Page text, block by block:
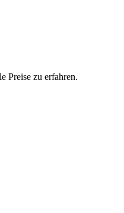
Preise zu erfahren.